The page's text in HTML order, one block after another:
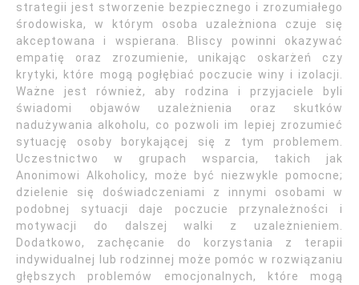
strategii jest stworzenie bezpiecznego i zrozumiałego
środowiska, w którym osoba uzależniona czuje się
akceptowana i wspierana. Bliscy powinni okazywać
empatię oraz zrozumienie, unikając oskarżeń czy
krytyki, które mogą pogłębiać poczucie winy i izolacji.
Ważne jest również, aby rodzina i przyjaciele byli
świadomi objawów uzależnienia oraz skutków
nadużywania alkoholu, co pozwoli im lepiej zrozumieć
sytuację osoby borykającej się z tym problemem.
Uczestnictwo w grupach wsparcia, takich jak
Anonimowi Alkoholicy, może być niezwykle pomocne;
dzielenie się doświadczeniami z innymi osobami w
podobnej sytuacji daje poczucie przynależności i
motywacji do dalszej walki z uzależnieniem.
Dodatkowo, zachęcanie do korzystania z terapii
indywidualnej lub rodzinnej może pomóc w rozwiązaniu
głębszych problemów emocjonalnych, które mogą